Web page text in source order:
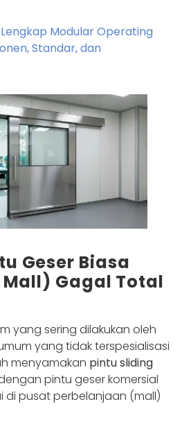
Lengkap Modular Operating
Standar, dan
Geser Biasa
Gagal Total
yang sering dilakukan oleh
yang tidak terspesialisasi
menyamakan pintu sliding
pintu geser komersial
di pusat perbelanjaan (mall)